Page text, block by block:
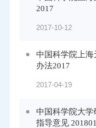
2017
2017-10-12
中国科学院上
办法2017
2017-04-19
中国科学院大
指导意见 201801